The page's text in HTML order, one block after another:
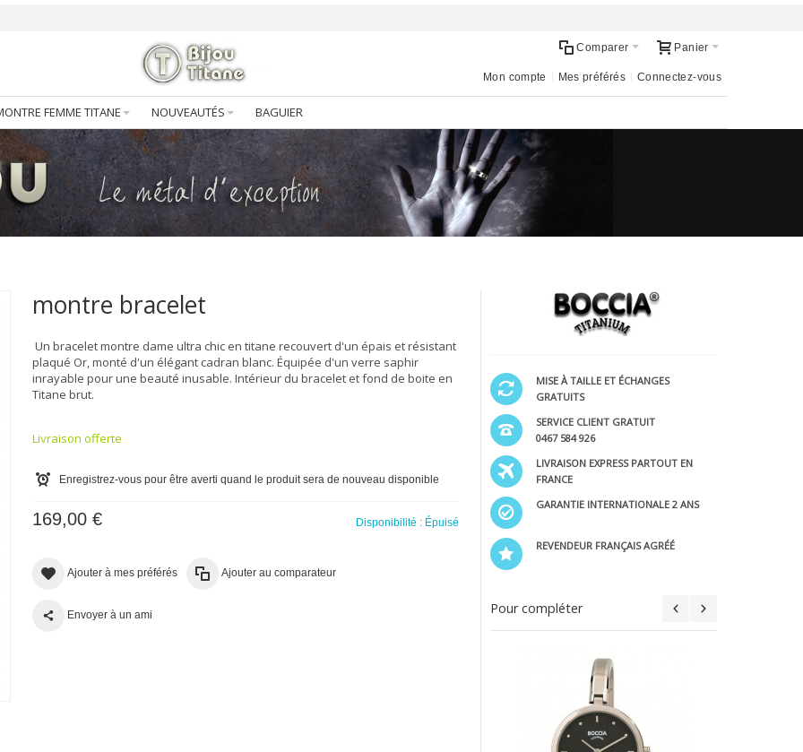
Panier
Comparer
Mon compte Mes préférés Connectez-vous
FEMME TITANE NOUVEAUTÉS BAGUIER
montre bracelet
Un bracelet montre dame ultra chic en titane recouvert d'un épais et résistant
plaqué Or, monté d'un élégant cadran blanc. Équipée d'un verre saphir
inrayable pour une beauté inusable. Intérieur du bracelet et fond de boite en
Titane brut.
Livraison offerte
Enregistrez-vous pour être averti quand le produit sera de nouveau disponible
Disponibilité : Épuisé
169,00 €
Ajouter à mes préférés Ajouter au comparateur
Envoyer à un ami
MISE À TAILLE ET ÉCHANGES
GRATUITS
SERVICE CLIENT GRATUIT
0467 584 926
LIVRAISON EXPRESS PARTOUT EN
FRANCE
GARANTIE INTERNATIONALE 2 ANS
REVENDEUR FRANÇAIS AGRÉÉ
Pour compléter